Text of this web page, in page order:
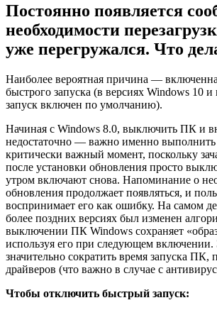
Постоянно появляется
необходимости
уже перегружался. Что
Наиболее вероятная причина —
быстрого запуска (в версиях Windows 10
запуск включен по умолчанию).
Начиная с Windows 8.0, выключить ПК и
недостаточно — важно именно выполнить
критически важный момент, поскольку
после установки обновления просто
утром включают снова. Напоминание о
обновления продолжает появляться, и
воспринимает его как ошибку. На самом
более поздних версиях был изменен
выключении ПК Windows сохраняет
используя его при следующем включении.
значительно сократить время запуска ПК,
драйверов (что важно в случае с
Чтобы отключить быстрый запуск: